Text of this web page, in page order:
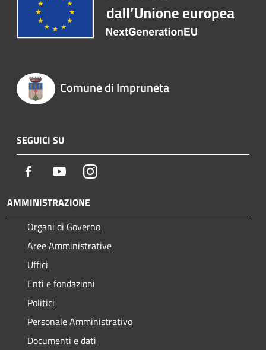
Comune di Impruneta
SEGUICI SU
Facebook YoutubeInstagram
AMMINISTRAZIONE
Organi di Governo
Aree Amministrative
Uffici
Enti e fondazioni
Politici
Personale Amministrativo
Documenti e dati